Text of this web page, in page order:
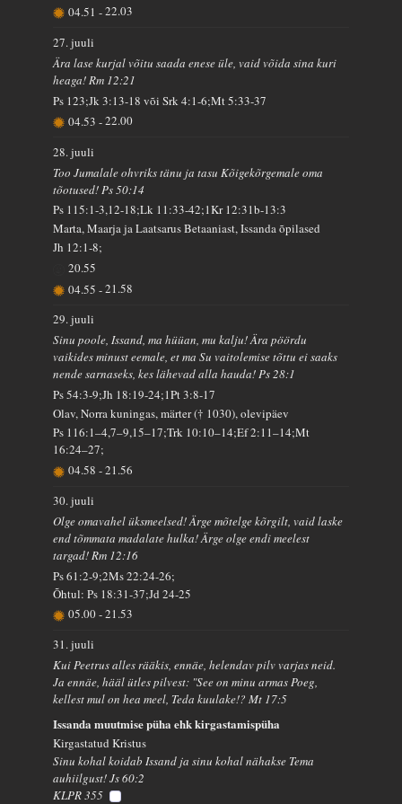
04.51-22.03
27. juuli
Ära lase kurjal võitu saada enese üle, vaid võida sina kuri
heaga! Rm 12:21
Ps 123;Jk 3:13-18 või Srk 4:1-6;Mt 5:33-37
04.53-22.00
28. juuli
Too Jumalale ohvriks tänu ja tasu Kõigekõrgemale oma
tõotused! Ps 50:14
Ps 115:1-3,12-18;Lk 11:33-42;1Kr 12:31b-13:3
Marta, Maarja ja Laatsarus Betaaniast, Issanda õpilased
Jh 12:1-8;
20.55
04.55-21.58
29. juuli
Sinu poole, Issand, ma hüüan, mu kalju! Ära pöördu
vaikides minust eemale, et ma Su vaitolemise tõttu ei saaks
nende sarnaseks, kes lähevad alla hauda! Ps 28:1
Ps 54:3-9;Jh 18:19-24;1Pt 3:8-17
Olav, Norra kuningas, märter († 1030), olevipäev
Ps 116:1–4,7–9,15–17;Trk 10:10–14;Ef 2:11–14;Mt
16:24–27;
04.58-21.56
30. juuli
Olge omavahel üksmeelsed! Ärge mõtelge kõrgilt, vaid laske
end tõmmata madalate hulka! Ärge olge endi meelest
targad! Rm 12:16
Ps 61:2-9;2Ms 22:24-26;
Õhtul: Ps 18:31-37;Jd 24-25
05.00-21.53
31. juuli
Kui Peetrus alles rääkis, ennäe, helendav pilv varjas neid.
Ja ennäe, hääl ütles pilvest: "See on minu armas Poeg,
kellest mul on hea meel, Teda kuulake!? Mt 17:5
Issanda muutmise püha ehk kirgastamispüha
Kirgastatud Kristus
Sinu kohal koidab Issand ja sinu kohal nähakse Tema
auhiilgust! Js 60:2
KLPR 355